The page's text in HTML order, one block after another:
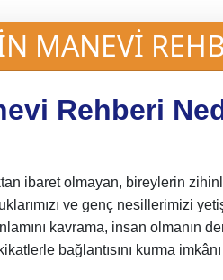
MANEVİ
Rehberi
ibaret olmayan, bireylerin
ve genç nesillerimizi
kavrama, insan olmanın
bağlantısını kurma